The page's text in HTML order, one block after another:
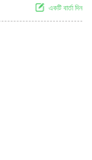
একটি বার্তা দিন